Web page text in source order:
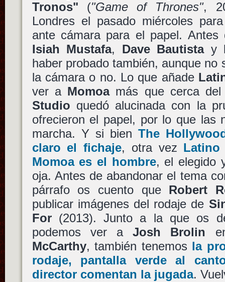
Tronos" ("Game of Thrones",
Londres el pasado miércoles
ante cámara para el papel.
Isiah Mustafa, Dave Bautistay
haber probado también, aunque
la cámara o no. Lo que añade
ver a Momoamás que cerca
Studio quedó alucinada con la
ofrecieron el papel, por lo que las
marcha. Y si bien The
claro el fichaje, otra vez Latino
Momoa es el hombre, el elegido
oja. Antes de abandonar el tema
párrafo os cuento que Robert
publicar imágenes del rodaje de
For(2013). Junto a la que os
podemos ver aJosh Brolin
McCarthy, también tenemos la
rodaje, pantalla verde al
director comentan la jugada.